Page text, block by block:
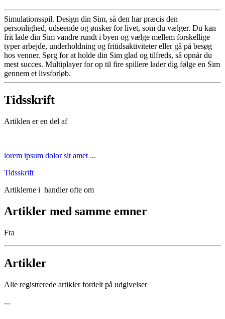
Simulationsspil. Design din Sim, så den har præcis den
personlighed, udseende og ønsker for livet, som du vælger. Du kan
frit lade din Sim vandre rundt i byen og vælge mellem forskellige
typer arbejde, underholdning og fritidsaktiviteter eller gå på besøg
hos venner. Sørg for at holde din Sim glad og tilfreds, så opnår du
mest succes. Multiplayer for op til fire spillere lader dig følge en Sim
gennem et livsforløb.
Tidsskrift
Artiklen er en del af
lorem ipsum dolor sit amet ...
Tidsskrift
Artiklerne i handler ofte om
Artikler med samme emner
Fra
Artikler
Alle registrerede artikler fordelt på udgivelser
...